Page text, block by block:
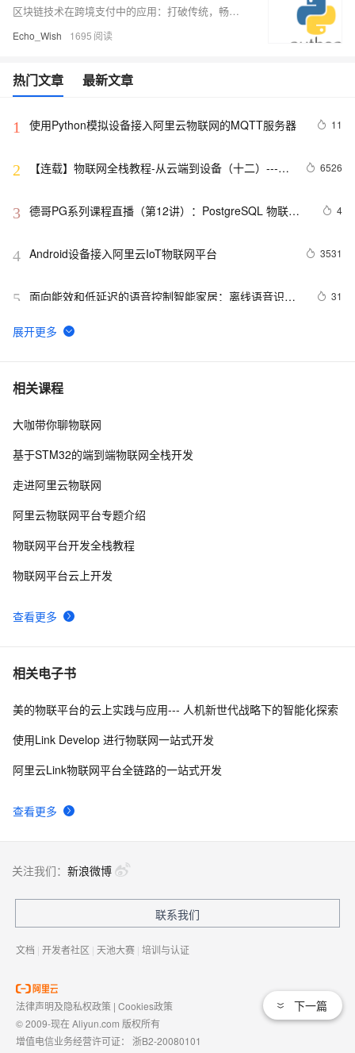
区块链技术在跨境支付中的应用：打破传统，畅行全球支付新时代
Echo_Wish 1695
热门文章 最新文章
1 使用Python模拟设备接入阿里云物联网的MQTT服务器 11
2
【连载】物联网全栈教程-从云端到设备（十二）---最
6526
3 德哥PG系列课程直播（第12讲）：PostgreSQL 物联网
4
4 Android设备接入阿里云IoT物联网平台 3531
5 面向能效和低延迟的语音控制智能家居：离线语音识别
31
6
固特异（Goodyear）利用人工智能和物联网实现数字化
7 如何使用C LinkSDK(4.x)快速接入阿里云物联网平台？
8 【物联网中间件平台-06】RFID刷卡拍照
云 MVP刘洪峰
10物联网概念站上风口，百余家机构调研了这家公司
相关课程
查看更多
大咖带你聊物联网
基于STM32的端到端物联网全栈开发
走进阿里云物联网
阿里云物联网平台专题介绍
物联网平台开发全栈教程
物联网平台云上开发
相关电子书
查看更多
美的物联平台的云上实践与应用--- 人机新世代战略下的智能化探索
使用Link Develop 进行物联网一站式开发
阿里云Link物联网平台全链路的一站式开发
下一篇
关注我们： 新浪微博
联系我们
文档 | 开发者社区 | 天池大赛 | 培训与认证
法律声明及隐私权政策 | Cookies政策
© 2009-现在 Aliyun.com 版权所有
增值电信业务经营许可证： 浙B2-20080101